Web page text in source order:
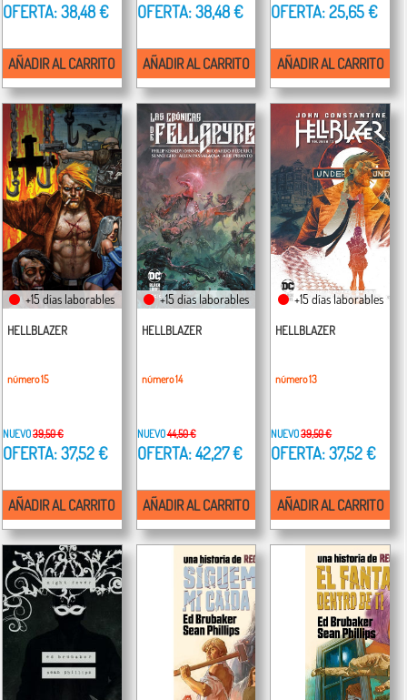
OFERTA: 38,48 €
AÑADIR AL CARRITO
OFERTA: 38,48 €
AÑADIR AL CARRITO
OFERTA: 25,65 €
AÑADIR AL CARRITO
+15 días laborables
HELLBLAZER
número 15
NUEVO39,50 €
OFERTA: 37,52 €
AÑADIR AL CARRITO
+15 días laborables
HELLBLAZER
número 14
NUEVO44,50 €
OFERTA: 42,27 €
AÑADIR AL CARRITO
+15 días laborables
HELLBLAZER
número 13
NUEVO39,50 €
OFERTA: 37,52 €
AÑADIR AL CARRITO